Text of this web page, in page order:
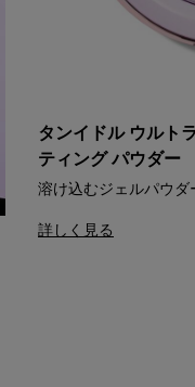
タンイドル ウルト
ティング パウダー
溶け込むジェルパウダ
詳しく見る